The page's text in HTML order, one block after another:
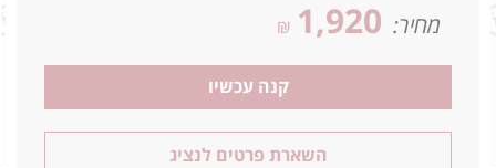
מחיר: 1,920
₪
קנה עכשיו
השארת פרטים לנציג